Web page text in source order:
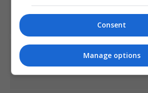
Após revolta, Sony inclui Just Cause 3
Consent
Manage options